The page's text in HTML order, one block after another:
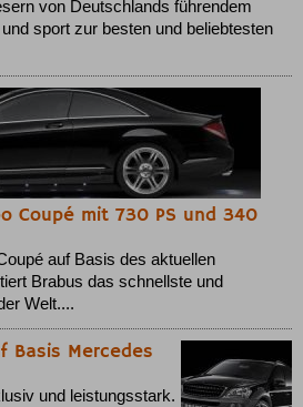
von Deutschlands führendem
sport zur besten und beliebtesten
Coupé mit 730 PS und 340
auf Basis des aktuellen
Brabus das schnellste und
Welt....
Basis Mercedes
und leistungsstark.